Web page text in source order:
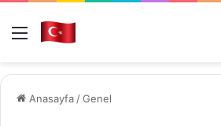
Menü
Anasayfa /Genel